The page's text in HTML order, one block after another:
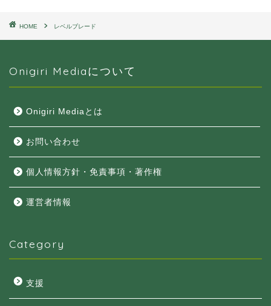
HOME レベルブレード
Onigiri Mediaについて
Onigiri Mediaとは
お問い合わせ
個人情報方針・免責事項・著作権
運営者情報
Category
支援